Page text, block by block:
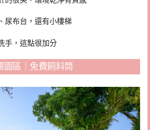
尿布台，還有小樓梯
手，這點很加分
園區｜免費飼料筒